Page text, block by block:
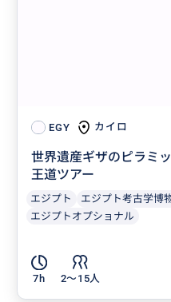
EGY カイロ
世界遺産ギザのピラミ
王道ツアー
エジプト エジプト考古学博
エジプトオプショナル
7h 2〜15人